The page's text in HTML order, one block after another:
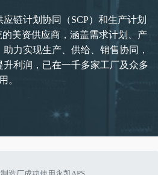
链计划协同（SCP）和生产计划
美资供应商，涵盖需求计划、产
力实现生产、供给、销售协同，
利润，已在一千多家工厂及众多
。
造厂成功使用永凯APS